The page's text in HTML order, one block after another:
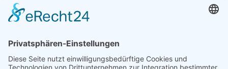
( Neueste Version von Acrobat Reader